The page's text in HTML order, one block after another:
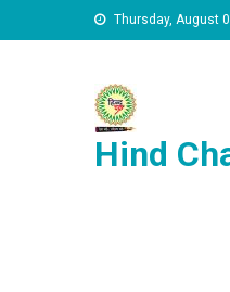
Skip to content Thursday, August
Hind